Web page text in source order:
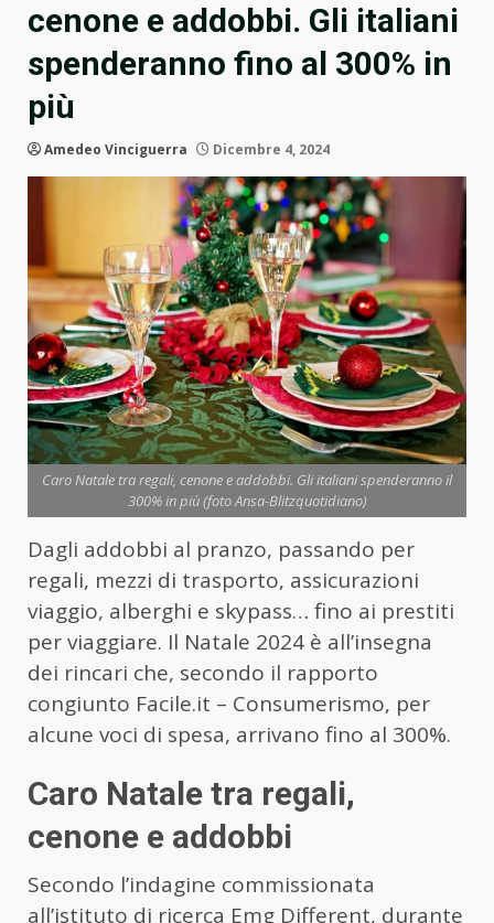
cenone e addobbi. Gli italiani
spenderanno fino al 300% in
più
Amedeo Vinciguerra Dicembre 4, 2024
Caro Natale tra regali, cenone e addobbi. Gli italiani spenderanno il
300% in più (foto Ansa-Blitzquotidiano)
Dagli addobbi al pranzo, passando per
regali, mezzi di trasporto, assicurazioni
viaggio, alberghi e skypass… fino ai prestiti
per viaggiare. Il Natale 2024 è all’insegna
dei rincari che, secondo il rapporto
congiunto Facile.it – Consumerismo, per
alcune voci di spesa, arrivano fino al 300%.
Caro Natale tra regali,
cenone e addobbi
Secondo l’indagine commissionata
all’istituto di ricerca Emg Different, durante